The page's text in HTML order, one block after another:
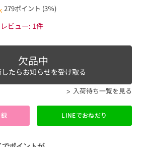
279ポイント (3％)
レビュー: 1件
欠品中
たらお知らせを受け取る
入荷待ち一覧を見る
LINEでおねだり